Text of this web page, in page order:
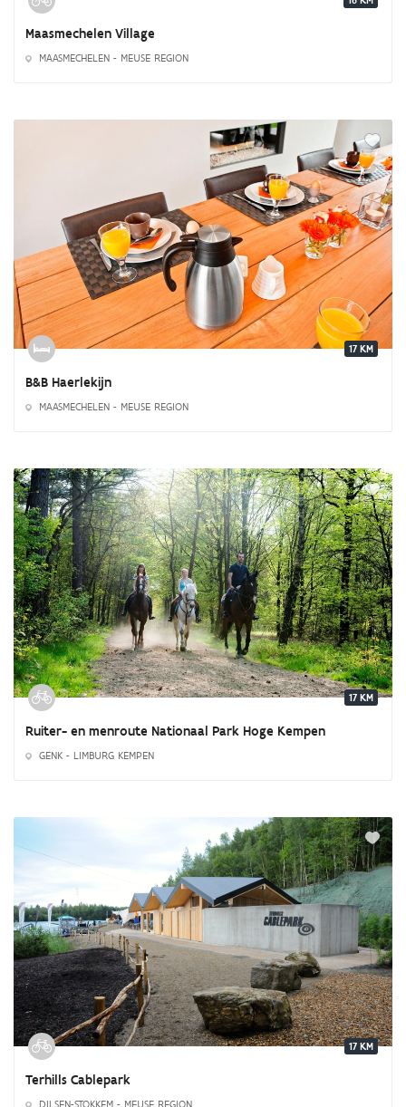
Maasmechelen Village
MAASMECHELEN - MEUSE REGION
17 KM
B&B Haerlekijn
MAASMECHELEN - MEUSE REGION
17 KM
Ruiter- en menroute Nationaal Park Hoge Kempen
GENK - LIMBURG KEMPEN
17 KM
Terhills Cablepark
DILSEN-STOKKEM - MEUSE REGION